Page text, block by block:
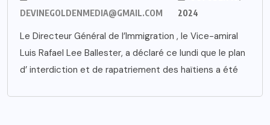
DEVINEGOLDENMEDIA@GMAIL.COM
2024
Le Directeur Général de l’Immigration , le Vice-amiral
Luis Rafael Lee Ballester, a déclaré ce lundi que le plan
d’ interdiction et de rapatriement des haïtiens a été